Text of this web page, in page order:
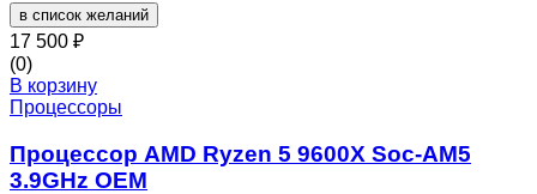
в список желаний
17 500 ₽
(0)
В корзину
Процессоры
Процессор AMD Ryzen 5 9600X Soc-AM5
3.9GHz OEM